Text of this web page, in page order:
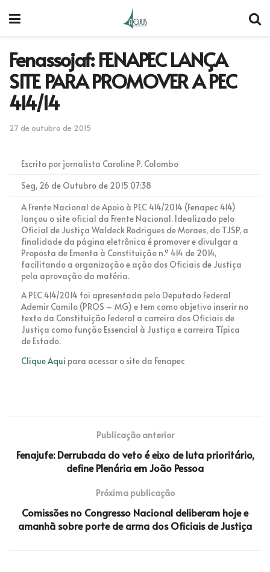
Fenassojaf: FENAPEC LANÇA
SITE PARA PROMOVER A PEC
414/14
27 de outubro de 2015
Escrito por jornalista Caroline P. Colombo
Seg, 26 de Outubro de 2015 07:38
A Frente Nacional de Apoio à PEC 414/2014 (Fenapec 414)
lançou o site oficial da Frente Nacional. Idealizado pelo
Oficial de Justiça Waldeck Rodrigues de Moraes, do TJSP, a
finalidade da página eletrônica é promover e divulgar a
Proposta de Ementa à Constituição n.º 414 de 2014,
facilitando a organização e ação dos Oficiais de Justiça
pela aprovação da matéria.
A PEC 414/2014 foi apresentada pelo Deputado Federal
Ademir Camilo (PROS – MG) e tem como objetivo inserir no
texto da Constituição Federal a carreira dos Oficiais de
Justiça como função Essencial à Justiça e carreira Típica
de Estado.
Clique Aqui para acessar o site da Fenapec
Publicação anterior
Fenajufe: Derrubada do veto é eixo de luta prioritário,
define Plenária em João Pessoa
Próxima publicação
Comissões no Congresso Nacional deliberam hoje e
amanhã sobre porte de arma dos Oficiais de Justiça